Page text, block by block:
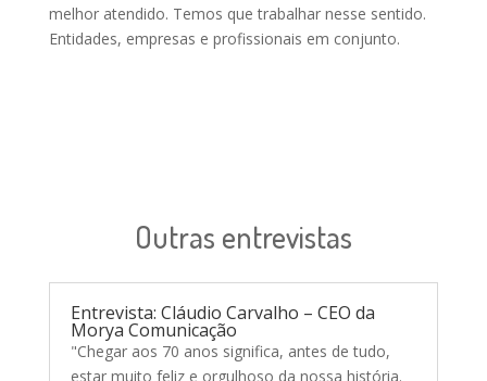
melhor atendido. Temos que trabalhar nesse sentido.
Entidades, empresas e profissionais em conjunto.
Outras entrevistas
Entrevista: Cláudio Carvalho – CEO da
Morya Comunicação
"Chegar aos 70 anos significa, antes de tudo,
estar muito feliz e orgulhoso da nossa história.